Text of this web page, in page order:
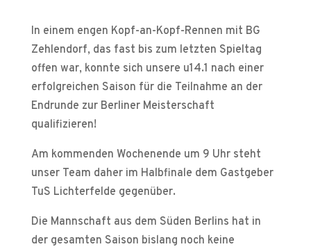
In einem engen Kopf-an-Kopf-Rennen mit BG
Zehlendorf, das fast bis zum letzten Spieltag
offen war, konnte sich unsere u14.1 nach einer
erfolgreichen Saison für die Teilnahme an der
Endrunde zur Berliner Meisterschaft
qualifizieren!
Am kommenden Wochenende um 9 Uhr steht
unser Team daher im Halbfinale dem Gastgeber
TuS Lichterfelde gegenüber.
Die Mannschaft aus dem Süden Berlins hat in
der gesamten Saison bislang noch keine